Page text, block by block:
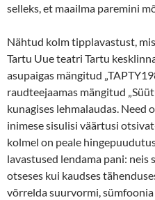
selleks, et maailma paremini
Nähtud kolm tipplavastust,
Tartu Uue teatri Tartu
asupaigas mängitud
raudteejaamas mängitud
kunagises lehmalaudas. Need
inimese sisulisi väärtusi
kolmel on peale
lavastused lendama pani:
otseses kui kaudses
võrrelda suurvormi, sümfoonia